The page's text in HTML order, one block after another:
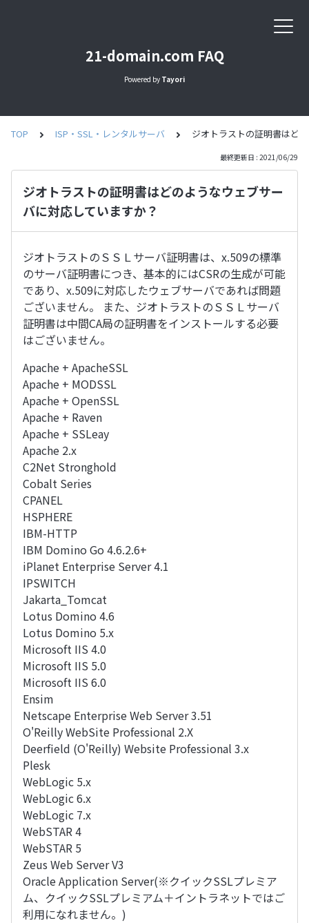
21-domain.com FAQ
Powered by Tayori
TOP ISP・SSL・レンタルサーバ ジオトラストの証明書はど
最終更新日 : 2021/06/29
ジオトラストの証明書はどのようなウェブサー
バに対応していますか？
ジオトラストのＳＳＬサーバ証明書は、x.509の標準
のサーバ証明書につき、基本的にはCSRの生成が可能
であり、x.509に対応したウェブサーバであれば問題
ございません。 また、ジオトラストのＳＳＬサーバ
証明書は中間CA局の証明書をインストールする必要
はございません。
Apache + ApacheSSL
Apache + MODSSL
Apache + OpenSSL
Apache + Raven
Apache + SSLeay
Apache 2.x
C2Net Stronghold
Cobalt Series
CPANEL
HSPHERE
IBM-HTTP
IBM Domino Go 4.6.2.6+
iPlanet Enterprise Server 4.1
IPSWITCH
Jakarta_Tomcat
Lotus Domino 4.6
Lotus Domino 5.x
Microsoft IIS 4.0
Microsoft IIS 5.0
Microsoft IIS 6.0
Ensim
Netscape Enterprise Web Server 3.51
O'Reilly WebSite Professional 2.X
Deerfield (O'Reilly) Website Professional 3.x
Plesk
WebLogic 5.x
WebLogic 6.x
WebLogic 7.x
WebSTAR 4
WebSTAR 5
Zeus Web Server V3
Oracle Application Server(※クイックSSLプレミア
ム、クイックSSLプレミアム＋イントラネットではご
利用になれません。)